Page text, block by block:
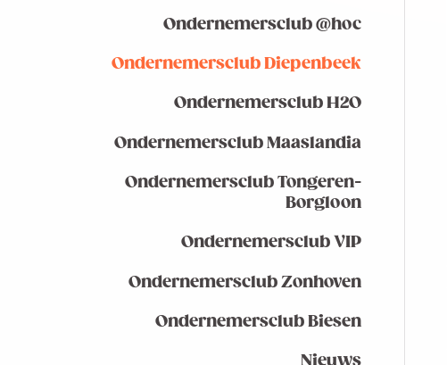
Ondernemersclub @hoc
Ondernemersclub Diepenbeek
Ondernemersclub H2O
Ondernemersclub Maaslandia
Ondernemersclub Tongeren-
Borgloon
Ondernemersclub VIP
Ondernemersclub Zonhoven
Ondernemersclub Biesen
Nieuws